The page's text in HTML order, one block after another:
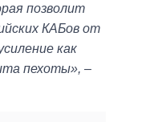
позволит
КАБов от
как
пехоты», –